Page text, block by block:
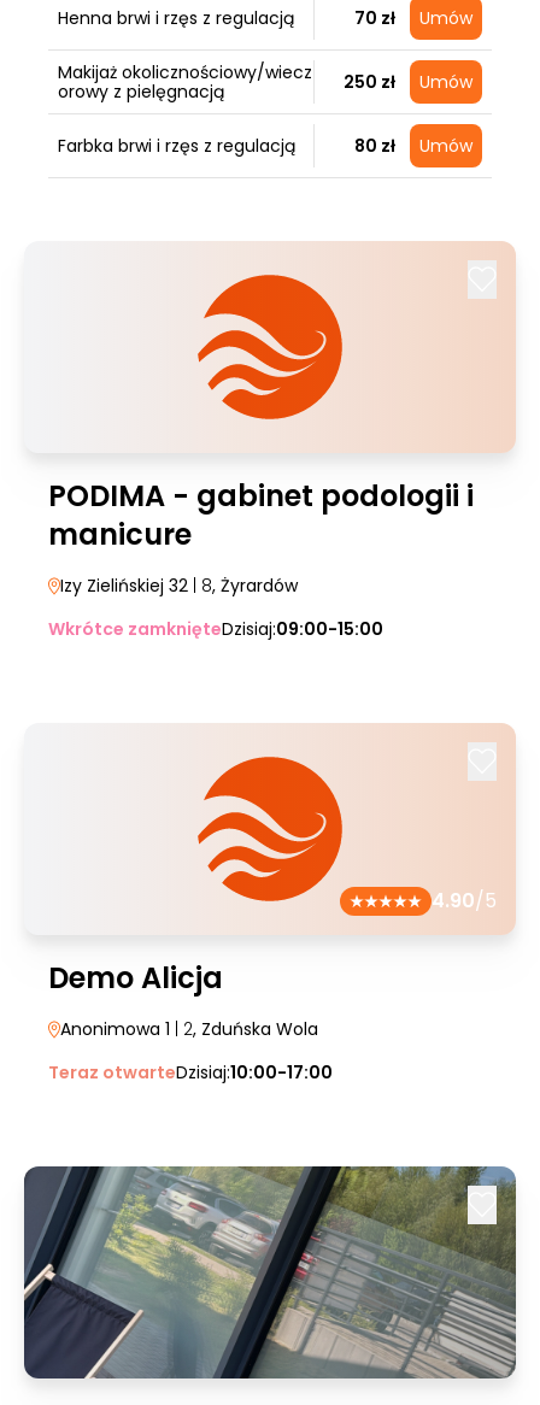
Henna brwi i rzęs z regulacją 70 zł Umów
Makijaż okolicznościowy/wiecz
orowy z pielęgnacją
250 zł Umów
Farbka brwi i rzęs z regulacją 80 zł Umów
PODIMA - gabinet podologii i
manicure
Izy Zielińskiej 32 | 8, Żyrardów
Wkrótce zamknięteDzisiaj:09:00-15:00
4.90/5
Demo Alicja
Anonimowa 1 | 2, Zduńska Wola
Teraz otwarteDzisiaj:10:00-17:00